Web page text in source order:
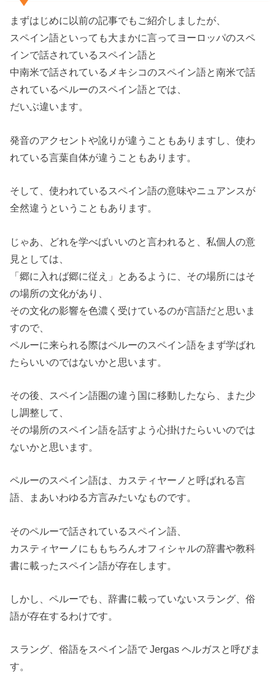
まずはじめに以前の記事でもご紹介しましたが、
スペイン語といっても大まかに言ってヨーロッパのスペ
インで話されているスペイン語と
中南米で話されているメキシコのスペイン語と南米で話
されているペルーのスペイン語とでは、
だいぶ違います。
発音のアクセントや訛りが違うこともありますし、使わ
れている言葉自体が違うこともあります。
そして、使われているスペイン語の意味やニュアンスが
全然違うということもあります。
じゃあ、どれを学べばいいのと言われると、私個人の意
見としては、
「郷に入れば郷に従え」とあるように、その場所にはそ
の場所の文化があり、
その文化の影響を色濃く受けているのが言語だと思いま
すので、
ペルーに来られる際はペルーのスペイン語をまず学ばれ
たらいいのではないかと思います。
その後、スペイン語圏の違う国に移動したなら、また少
し調整して、
その場所のスペイン語を話すよう心掛けたらいいのでは
ないかと思います。
ペルーのスペイン語は、カスティヤーノと呼ばれる言
語、まあいわゆる方言みたいなものです。
そのペルーで話されているスペイン語、
カスティヤーノにももちろんオフィシャルの辞書や教科
書に載ったスペイン語が存在します。
しかし、ペルーでも、辞書に載っていないスラング、俗
語が存在するわけです。
スラング、俗語をスペイン語で Jergas ヘルガスと呼びま
す。